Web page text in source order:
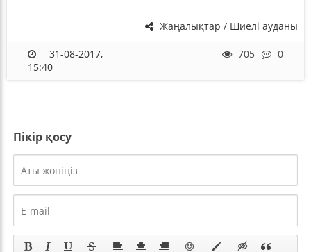
Жаңалықтар / Шиелі ауданы
705 0
31-08-2017,
15:40
Пікір қосу